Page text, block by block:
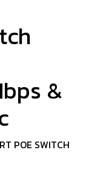
&
POE SWITCH